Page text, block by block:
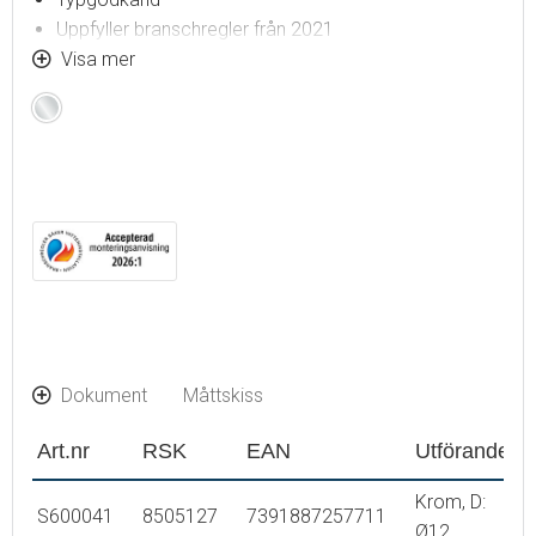
Uppfyller branschregler från 2021
Rörskarven hamnar utanför vägglivet
Visa mer
Krom
Dokument Måttskiss
Art.nr RSK EAN Utförande
S600041 8505127 7391887257711
Krom, D: